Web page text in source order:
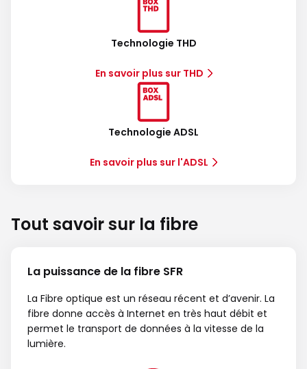
Technologie THD
En savoir plus sur THD
Technologie ADSL
En savoir plus sur l'ADSL
Tout savoir sur la fibre
La puissance de la fibre SFR
La Fibre optique est un réseau récent et d’avenir. La
fibre donne accès à Internet en très haut débit et
permet le transport de données à la vitesse de la
lumière.